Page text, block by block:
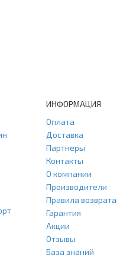
ИНФОРМАЦИЯ
Оплата
Доставка
Партнеры
Контакты
О компании
Производители
Правила возврата
Гарантия
Акции
Отзывы
База знаний